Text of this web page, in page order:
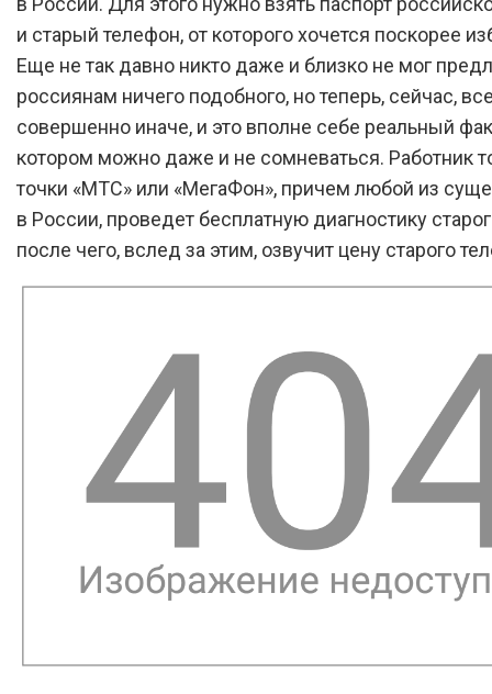
и старый телефон, от которого хочется поскорее
Еще не так давно никто даже и близко не мог
россиянам ничего подобного, но теперь, сейчас,
совершенно иначе, и это вполне себе реальный
котором можно даже и не сомневаться. Работник
точки «МТС» или «МегаФон», причем любой из
в России, проведет бесплатную диагностику
после чего, вслед за этим, озвучит цену старого